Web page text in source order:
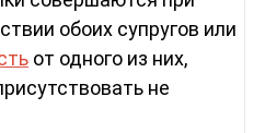
обоих супругов или
от одного из них,
не